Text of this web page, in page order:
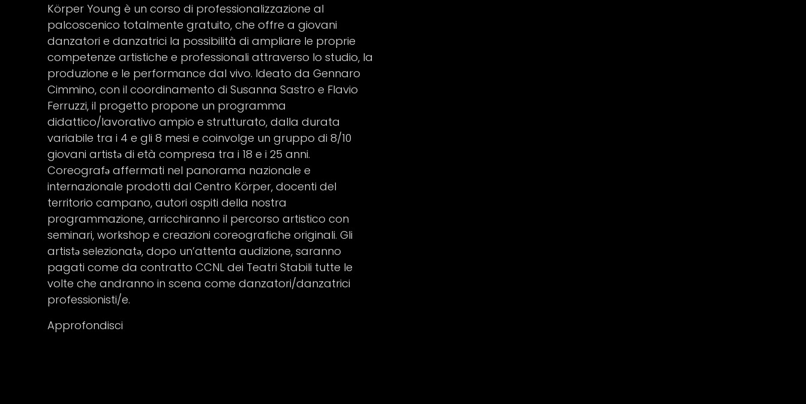
Körper Young è un corso di professionalizzazione al
palcoscenico totalmente gratuito, che offre a giovani
danzatori e danzatrici la possibilità di ampliare le proprie
competenze artistiche e professionali attraverso lo studio, la
produzione e le performance dal vivo. Ideato da Gennaro
Cimmino, con il coordinamento di Susanna Sastro e Flavio
Ferruzzi, il progetto propone un programma
didattico/lavorativo ampio e strutturato, dalla durata
variabile tra i 4 e gli 8 mesi e coinvolge un gruppo di 8/10
giovani artistə di età compresa tra i 18 e i 25 anni.
Coreografə affermati nel panorama nazionale e
internazionale prodotti dal Centro Körper, docenti del
territorio campano, autori ospiti della nostra
programmazione, arricchiranno il percorso artistico con
seminari, workshop e creazioni coreografiche originali. Gli
artistə selezionatə, dopo un’attenta audizione, saranno
pagati come da contratto CCNL dei Teatri Stabili tutte le
volte che andranno in scena come danzatori/danzatrici
professionisti/e.
Approfondisci